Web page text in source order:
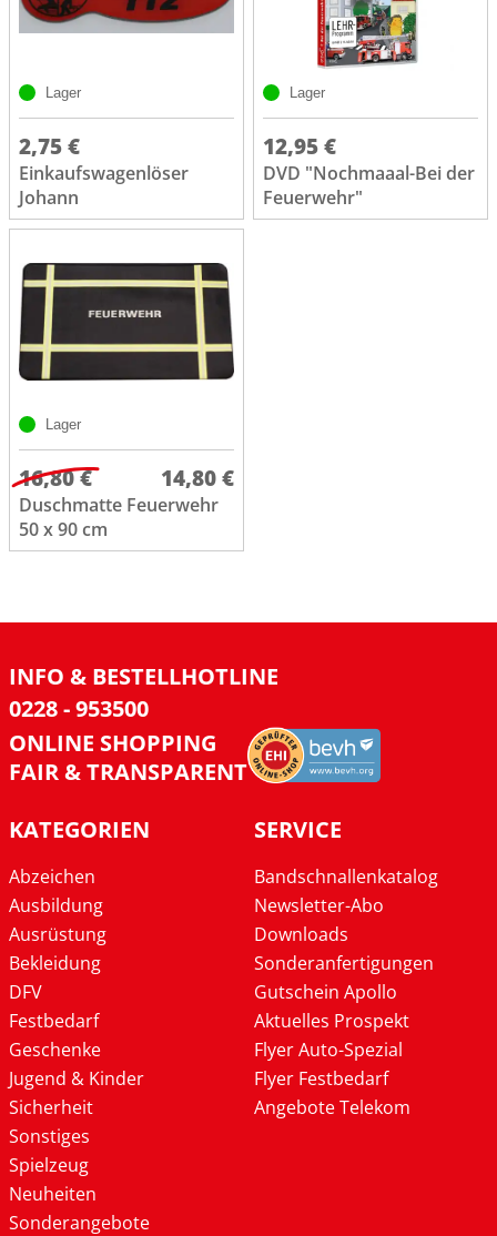
Lager
2,75 €
Einkaufswagenlöser
Johann
Lager
12,95 €
DVD "Nochmaaal-Bei der
Feuerwehr"
Lager
16,80 € 14,80 €
Duschmatte Feuerwehr
50 x 90 cm
INFO & BESTELLHOTLINE
0228 - 953500
ONLINE SHOPPING
FAIR & TRANSPARENT
KATEGORIEN
Abzeichen
Ausbildung
Ausrüstung
Bekleidung
DFV
Festbedarf
Geschenke
Jugend & Kinder
Sicherheit
Sonstiges
Spielzeug
Neuheiten
Sonderangebote
SERVICE
Bandschnallenkatalog
Newsletter-Abo
Downloads
Sonderanfertigungen
Gutschein Apollo
Aktuelles Prospekt
Flyer Auto-Spezial
Flyer Festbedarf
Angebote Telekom